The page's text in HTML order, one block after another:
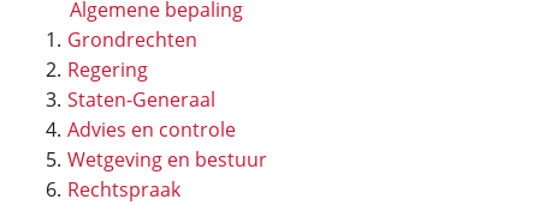
Algemene bepaling
Grondrechten
Regering
Staten-Generaal
Advies en controle
Wetgeving en bestuur
Rechtspraak